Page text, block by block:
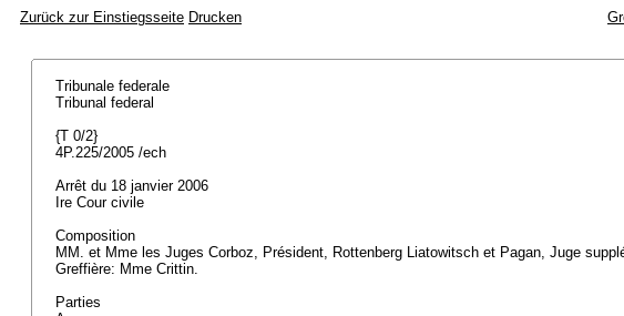
Zurück zur Einstiegsseite Drucken
Tribunale federale
Tribunal federal
{T 0/2}
4P.225/2005 /ech
Arrêt du 18 janvier 2006
Ire Cour civile
Composition
MM. et Mme les Juges Corboz, Président, Rottenberg Liatowitsch et Pagan, Juge
Greffière: Mme Crittin.
Parties